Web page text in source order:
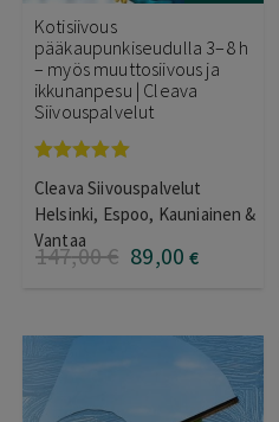
Kotisiivous
pääkaupunkiseudulla 3–8 h
– myös muuttosiivous ja
ikkunanpesu | Cleava
Siivouspalvelut
tuotteesta:
5.00/ 5
Cleava Siivouspalvelut
Helsinki, Espoo, Kauniainen &
Vantaa
147,00€ 89,00 €